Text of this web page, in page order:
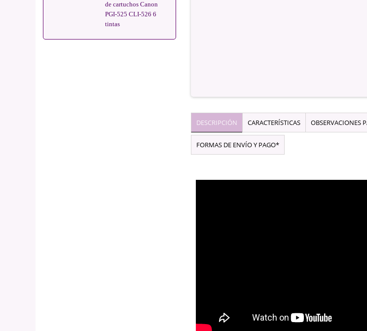
de cartuchos Canon
PGI-525 CLI-526 6
tintas
DESCRIPCIÓN CARACTERÍSTICAS OBSERVACIONES
FORMAS DE ENVÍO Y PAGO*